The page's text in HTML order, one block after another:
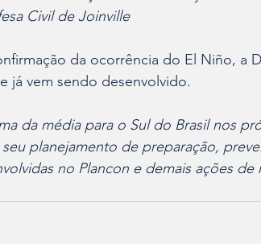
Civil de Joinville
da ocorrência do El Niño, a
já vem sendo desenvolvido.
da média para o Sul do Brasil nos
planejamento de preparação,
no Plancon e demais ações de